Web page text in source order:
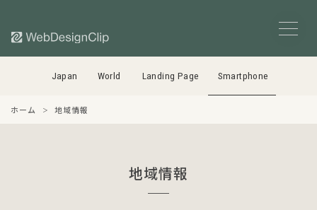
Japan World Landing Page Smartphone
ホーム 地域情報
地域情報